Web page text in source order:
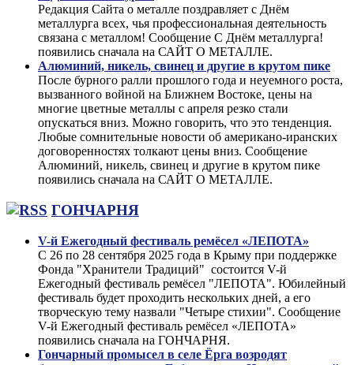
Редакция Сайта о металле поздравляет с Днём
металлурга всех, чья профессиональная деятельность
связана с металлом! Сообщение С Днём металлурга!
появились сначала на САЙТ О МЕТАЛЛЕ.
Алюминий, никель, свинец и другие в крутом пике
После бурного ралли прошлого года и неуемного роста,
вызванного войной на Ближнем Востоке, цены на
многие цветные металлы с апреля резко стали
опускаться вниз. Можно говорить, что это тенденция.
Любые сомнительные новости об американо-иранских
договоренностях толкают цены вниз. Сообщение
Алюминий, никель, свинец и другие в крутом пике
появились сначала на САЙТ О МЕТАЛЛЕ.
ГОНЧАРНЯ
V-й Ежегодный фестиваль ремёсел «ЛЕПОТА»
С 26 по 28 сентября 2025 года в Крыму при поддержке
Фонда "Хранители Традиций" состоится V-й
Ежегодный фестиваль ремёсел "ЛЕПОТА". Юбилейный
фестиваль будет проходить нескольких дней, а его
творческую тему назвали "Четыре стихии". Сообщение
V-й Ежегодный фестиваль ремёсел «ЛЕПОТА»
появились сначала на ГОНЧАРНЯ.
Гончарный промысел в селе Ёрга возродят